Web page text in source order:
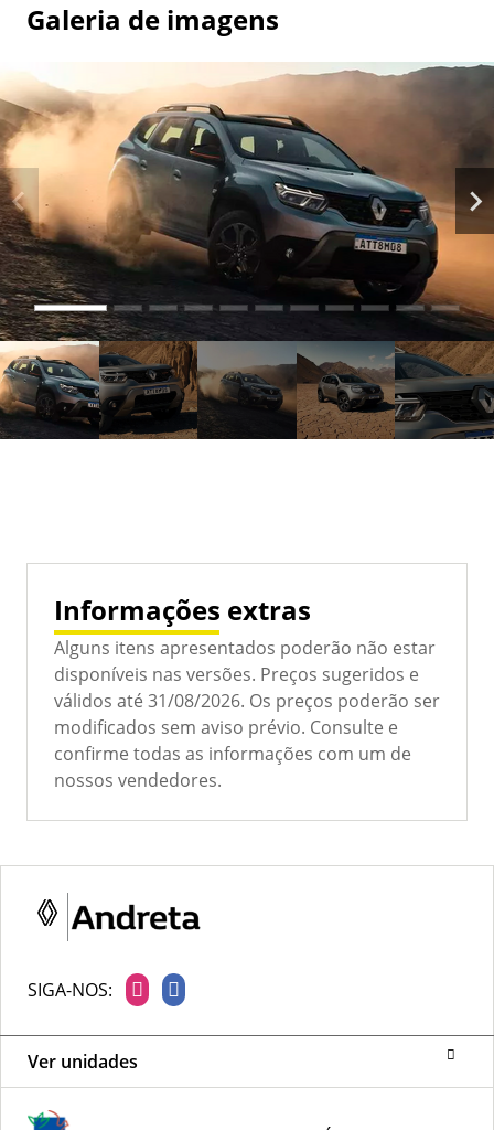
Galeria de imagens
Informações extras
Alguns itens apresentados poderão não estar
disponíveis nas versões. Preços sugeridos e
válidos até 31/08/2026. Os preços poderão ser
modificados sem aviso prévio. Consulte e
confirme todas as informações com um de
nossos vendedores.
Ver unidades
SIGA-NOS: